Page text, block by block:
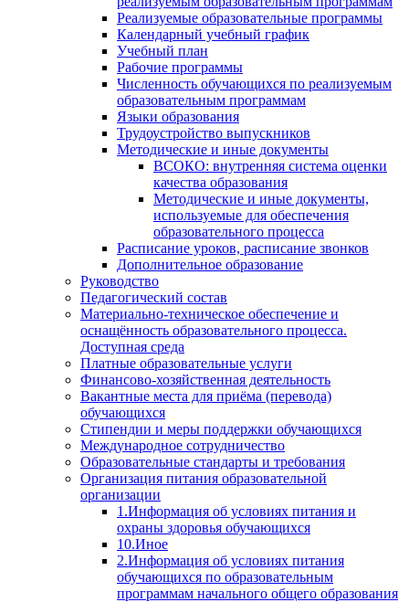
Реализуемые образовательные программы
Календарный учебный график
Учебный план
Рабочие программы
Численность обучающихся по реализуемым
образовательным программам
Языки образования
Трудоустройство выпускников
Методические и иные документы
ВСОКО: внутренняя система оценки
качества образования
Методические и иные документы,
используемые для обеспечения
образовательного процесса
Расписание уроков, расписание звонков
Дополнительное образование
Руководство
Педагогический состав
Материально-техническое обеспечение и
оснащённость образовательного процесса.
Доступная среда
Платные образовательные услуги
Финансово-хозяйственная деятельность
Вакантные места для приёма (перевода)
обучающихся
Стипендии и меры поддержки обучающихся
Международное сотрудничество
Образовательные стандарты и требования
Организация питания образовательной
организации
1.Информация об условиях питания и
охраны здоровья обучающихся
10.Иное
2.Информация об условиях питания
обучающихся по образовательным
программам начального общего образования